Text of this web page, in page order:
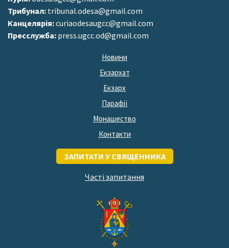
Трибунал: tribunal.odesa@gmail.com
Канцелярія:curiaodesaugcc@gmail.com
Пресслужба: press.ugcc.od@gmail.com
Новини
Екзархат
Екзарх
Парафії
Монашество
Контакти
ЗАПИТАТИ У СВЯЩЕННИКА
Часті запитання